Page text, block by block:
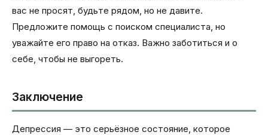
вас не просят, будьте рядом, но не давите.
Предложите помощь с поиском специалиста, но
уважайте его право на отказ. Важно заботиться и о
себе, чтобы не выгореть.
Заключение
Депрессия — это серьёзное состояние, которое